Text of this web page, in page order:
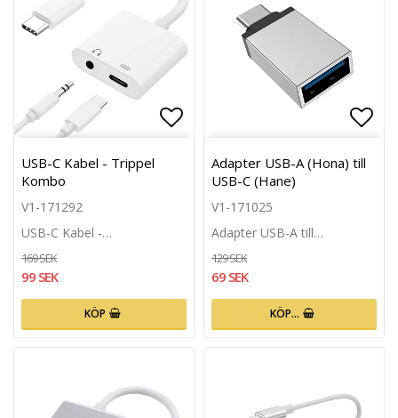
Lägg till i favoritlistan
USB-C Kabel - Trippel
Kombo
V1-171292
USB-C Kabel -…
169 SEK
99 SEK
KÖP
Adapter USB-A (Hona) till
USB-C (Hane)
V1-171025
Adapter USB-A till…
129 SEK
69 SEK
KÖP…